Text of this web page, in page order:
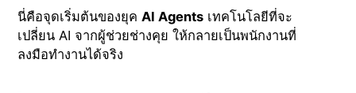
นี่คือจุดเริ่มต้นของยุคAI Agents เทคโนโลยีที่จะ
เปลี่ยน AI จากผู้ช่วยช่างคุย ให้กลายเป็นพนักงานที่
ลงมือทำงานได้จริง